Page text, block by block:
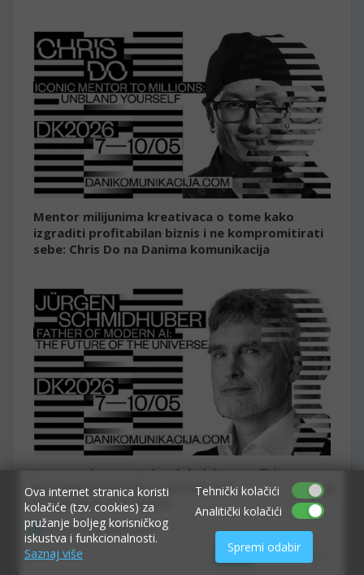
Allow www.ekvarner.info to send web push
notifications to your desktop.
Powered by SendPulse
Don't allow
Allow
×
Mentor milijunima kreativaca o tome kako
izgraditi profitabilan biznis i ne kompromitirati
sebe: Chris Do na Danima komunikacija
Otac modernog AI-ja, globalni strateški
autoritet i žena iza rasta najvećih tehnoloških
divova stižu u Hrvatsku na Dane komunikacija
Ova internet stranica koristi
kolačiće (tzv. cookies) za
pružanje boljeg korisničkog
iskustva i funkcionalnosti.
Saznaj više
Tehnički kolačići
Analitički kolačići
Spremi odabir